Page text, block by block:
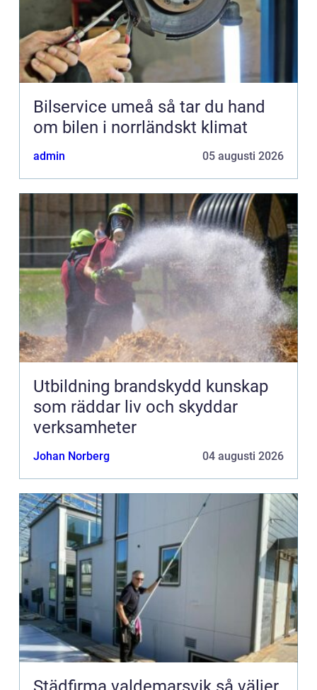
Bilservice umeå så tar du hand
om bilen i norrländskt klimat
admin 05 augusti 2026
Utbildning brandskydd kunskap
som räddar liv och skyddar
verksamheter
Johan Norberg 04 augusti 2026